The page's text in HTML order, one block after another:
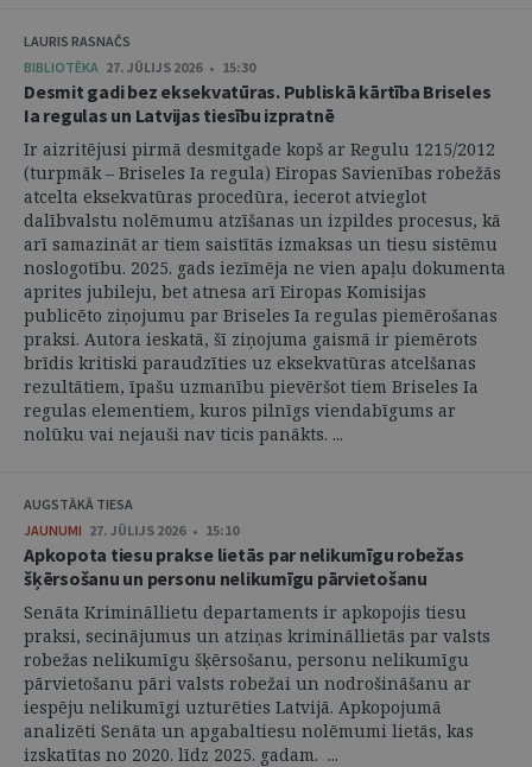
LAURIS RASNAČS
BIBLIOTĒKA 27. JŪLIJS 2026 • 15:30
Desmit gadi bez eksekvatūras. Publiskā kārtība Briseles
Ia regulas un Latvijas tiesību izpratnē
Ir aizritējusi pirmā desmitgade kopš ar Regulu 1215/2012
(turpmāk – Briseles Ia regula) Eiropas Savienības robežās
atcelta eksekvatūras procedūra, iecerot atvieglot
dalībvalstu nolēmumu atzīšanas un izpildes procesus, kā
arī samazināt ar tiem saistītās izmaksas un tiesu sistēmu
noslogotību. 2025. gads iezīmēja ne vien apaļu dokumenta
aprites jubileju, bet atnesa arī Eiropas Komisijas
publicēto ziņojumu par Briseles Ia regulas piemērošanas
praksi. Autora ieskatā, šī ziņojuma gaismā ir piemērots
brīdis kritiski paraudzīties uz eksekvatūras atcelšanas
rezultātiem, īpašu uzmanību pievēršot tiem Briseles Ia
regulas elementiem, kuros pilnīgs viendabīgums ar
nolūku vai nejauši nav ticis panākts. ...
AUGSTĀKĀ TIESA
JAUNUMI 27. JŪLIJS 2026 • 15:10
Apkopota tiesu prakse lietās par nelikumīgu robežas
šķērsošanu un personu nelikumīgu pārvietošanu
Senāta Krimināllietu departaments ir apkopojis tiesu
praksi, secinājumus un atziņas krimināllietās par valsts
robežas nelikumīgu šķērsošanu, personu nelikumīgu
pārvietošanu pāri valsts robežai un nodrošināšanu ar
iespēju nelikumīgi uzturēties Latvijā. Apkopojumā
analizēti Senāta un apgabaltiesu nolēmumi lietās, kas
izskatītas no 2020. līdz 2025. gadam. ...